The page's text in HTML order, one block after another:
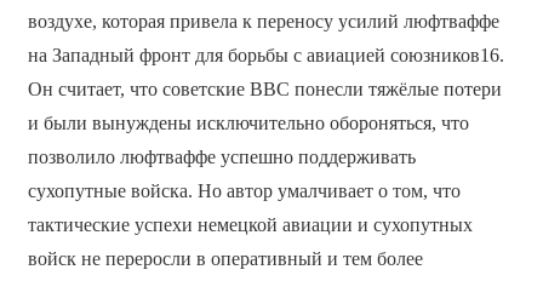
воздухе, которая привела к переносу усилий люфтваффе
на Западный фронт для борьбы с авиацией союзников16.
Он считает, что советские ВВС понесли тяжёлые потери
и были вынуждены исключительно обороняться, что
позволило люфтваффе успешно поддерживать
сухопутные войска. Но автор умалчивает о том, что
тактические успехи немецкой авиации и сухопутных
войск не переросли в оперативный и тем более